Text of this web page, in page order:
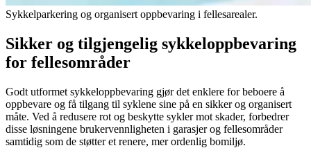
Sykkelparkering og organisert oppbevaring i fellesarealer.
Sikker og tilgjengelig sykkeloppbevaring
for fellesområder
Godt utformet sykkeloppbevaring gjør det enklere for beboere å
oppbevare og få tilgang til syklene sine på en sikker og organisert
måte. Ved å redusere rot og beskytte sykler mot skader, forbedrer
disse løsningene brukervennligheten i garasjer og fellesområder
samtidig som de støtter et renere, mer ordenlig bomiljø.